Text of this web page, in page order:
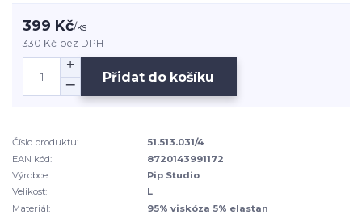
399 Kč/ks
330 Kč bez DPH
Přidat do košíku
Číslo produktu:
51.513.031/4
EAN kód:
8720143991172
Výrobce:
Pip Studio
Velikost:
L
Materiál:
95% viskóza 5% elastan